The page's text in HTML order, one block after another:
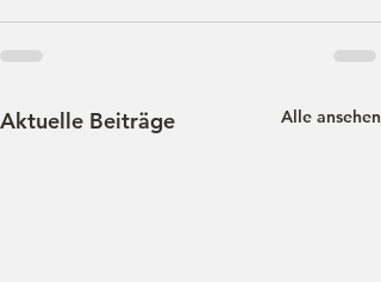
Aktuelle Beiträge Alle ansehen